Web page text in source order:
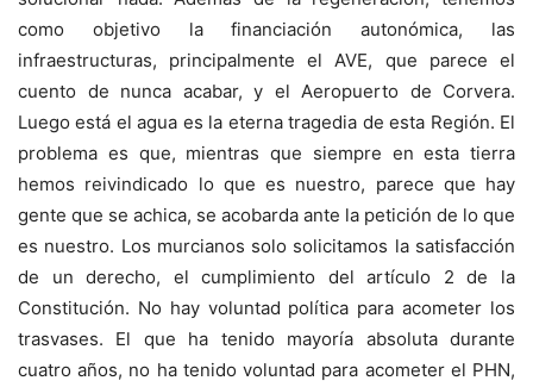
como objetivo la financiación autonómica, las
infraestructuras, principalmente el AVE, que parece el
cuento de nunca acabar, y el Aeropuerto de Corvera.
Luego está el agua es la eterna tragedia de esta Región. El
problema es que, mientras que siempre en esta tierra
hemos reivindicado lo que es nuestro, parece que hay
gente que se achica, se acobarda ante la petición de lo que
es nuestro. Los murcianos solo solicitamos la satisfacción
de un derecho, el cumplimiento del artículo 2 de la
Constitución. No hay voluntad política para acometer los
trasvases. El que ha tenido mayoría absoluta durante
cuatro años, no ha tenido voluntad para acometer el PHN,